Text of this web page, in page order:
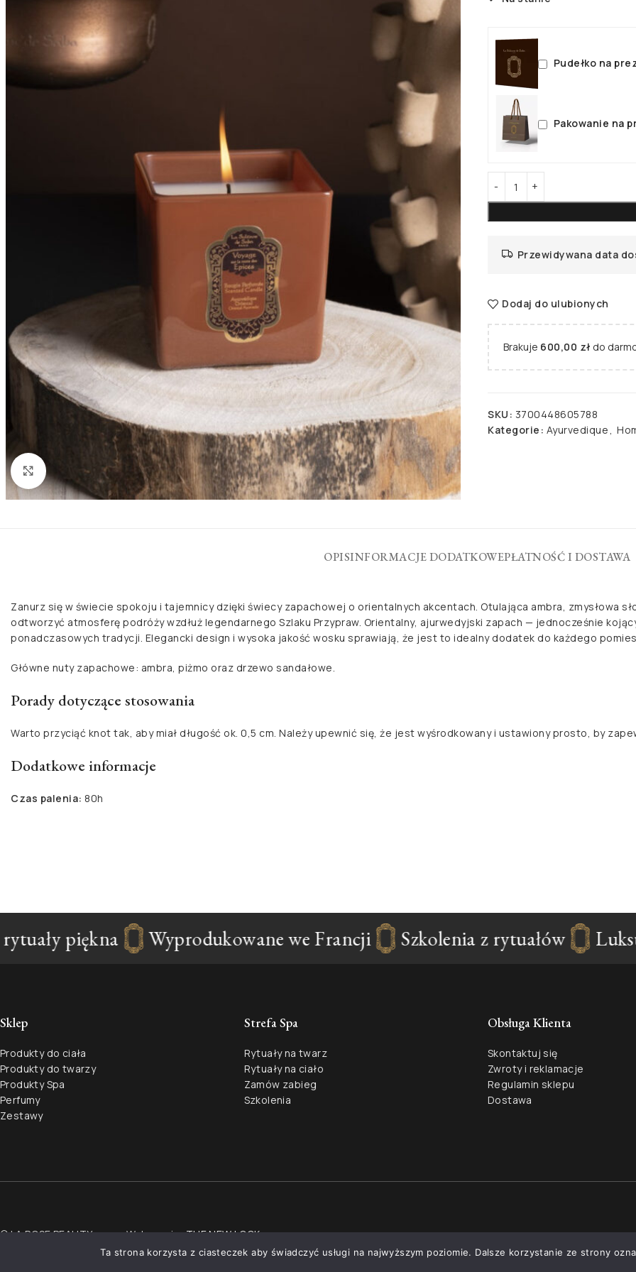
Kliknij aby powiększyć
Pudełko na
Pakowanie na
Przewidywana data
Dodaj do ulubionych
Brakuje 600,00 zł do
SKU: 3700448605788
Kategorie: Ayurvedique
OPISINFORMACJE DODATKOWEPŁATNOŚĆ I DOSTAWA
Zanurz się w świecie spokoju i tajemnicy dzięki świecy zapachowej o orientalnych akcentach. Otulająca ambra, zmysłowa
odtworzyć atmosferę podróży wzdłuż legendarnego Szlaku Przypraw. Orientalny, ajurwedyjski zapach — jednocześnie
ponadczasowych tradycji. Elegancki design i wysoka jakość wosku sprawiają, że jest to idealny dodatek do każdego
Główne nuty zapachowe: ambra, piżmo oraz drzewo sandałowe.
Porady dotyczące stosowania
Warto przyciąć knot tak, aby miał długość ok. 0,5 cm. Należy upewnić się, że jest wyśrodkowany i ustawiony prosto, by
Dodatkowe informacje
Czas palenia: 80h
piękna Wyprodukowane we Francji Szkolenia z rytuałów
Sklep
Produkty do ciała
Produkty do twarzy
Produkty Spa
Perfumy
Zestawy
Strefa Spa
Rytuały na twarz
Rytuały na ciało
Zamów zabieg
Szkolenia
Obsługa Klienta
Skontaktuj się
Zwroty i reklamacje
Regulamin sklepu
Dostawa
© LA ROSE BEAUTY Wykonanie:THE NEW LOOK
Ta strona korzysta z ciasteczek aby świadczyć usługi na najwyższym poziomie. Dalsze korzystanie ze strony